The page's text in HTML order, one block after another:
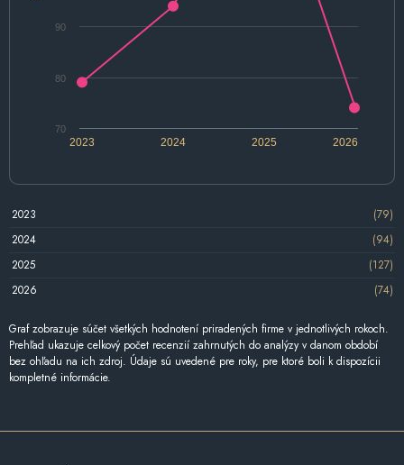
2024 2026
2023 2025
70
80
90
2023
(79)
2024
(94)
2025
(127)
2026
(74)
Graf zobrazuje súčet všetkých hodnotení priradených firme v jednotlivých rokoch.
Prehľad ukazuje celkový počet recenzií zahrnutých do analýzy v danom období
bez ohľadu na ich zdroj. Údaje sú uvedené pre roky, pre ktoré boli k dispozícii
kompletné informácie.